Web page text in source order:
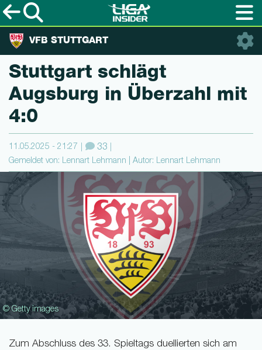
VFB STUTTGART
Stuttgart schlägt
Augsburg in Überzahl mit
4:0
11.05.2025 - 21:27 33
Gemeldet von: Lennart Lehmann | Autor: Lennart Lehmann
© Getty images
Zum Abschluss des 33. Spieltags duellierten sich am